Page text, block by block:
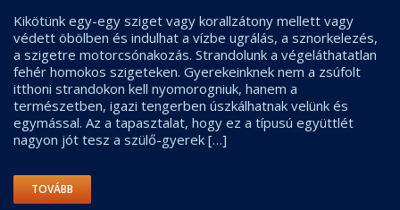
Kikötünk egy-egy sziget vagy korallzátony mellett vagy
védett öbölben és indulhat a vízbe ugrálás, a sznorkelezés,
a szigetre motorcsónakozás. Strandolunk a végeláthatatlan
fehér homokos szigeteken. Gyerekeinknek nem a zsúfolt
itthoni strandokon kell nyomorogniuk, hanem a
természetben, igazi tengerben úszkálhatnak velünk és
egymással. Az a tapasztalat, hogy ez a típusú együttlét
nagyon jót tesz a szülő-gyerek […]
TOVÁBB